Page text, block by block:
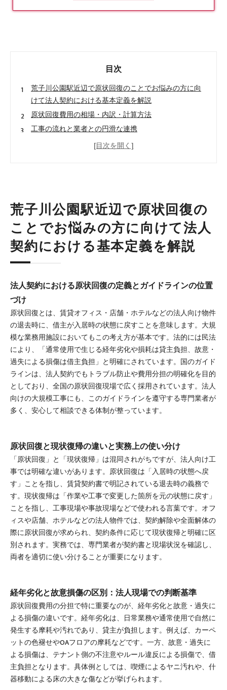
目次
荒子川公園駅近辺で原状回復のことでお悩みの方に向
けて法人契約における基本定義を解説
原状回復費用の相場・内訳・計算方法
工事の流れと業者との円滑な連携
原状回復の義務と負担割合
会社概要
関連エリア
対応地域
荒子川公園駅近辺で原状回復の
ことでお悩みの方に向けて法人
契約における基本定義を解説
法人契約における原状回復の定義とガイドラインの位置
づけ
原状回復とは、賃貸オフィス・店舗・ホテルなどの法人向け物件
の退去時に、借主が入居時の状態に戻すことを意味します。大規
模な業務用施設においてもこの考え方が基本です。法的には民法
により、「通常使用で生じる経年劣化や損耗は貸主負担、故意・
過失による損傷は借主負担」と明確にされています。国のガイド
ラインは、法人契約でもトラブル防止や費用分担の明確化を目的
としており、全国の原状回復現場で広く採用されています。法人
向けの大規模工事にも、このガイドラインを遵守する専門業者が
多く、安心して相談できる体制が整っています。
原状回復と現状復帰の違いと実務上の使い分け
「原状回復」と「現状復帰」は混同されがちですが、法人向け工
事では明確な違いがあります。原状回復は「入居時の状態へ戻
す」ことを指し、賃貸契約書で明記されている退去時の義務で
す。現状復帰は「作業や工事で変更した箇所を元の状態に戻す」
ことを指し、工事現場や事故現場などで使われる言葉です。オフ
ィスや店舗、ホテルなどの法人物件では、契約解除や全面解体の
際に原状回復が求められ、契約条件に応じて現状復帰と明確に区
別されます。実務では、専門業者が契約書と現場状況を確認し、
両者を適切に使い分けることが重要になります。
経年劣化と故意損傷の区別：法人現場での判断基準
原状回復費用の分担で特に重要なのが、経年劣化と故意・過失に
よる損傷の違いです。経年劣化は、日常業務や通常使用で自然に
発生する摩耗や汚れであり、貸主が負担します。例えば、カーペ
ットの色褪せやOAフロアの摩耗などです。一方、故意・過失に
よる損傷は、テナント側の不注意やルール違反による損傷で、借
主負担となります。具体例としては、喫煙によるヤニ汚れや、什
器移動による床の大きな傷などが挙げられます。